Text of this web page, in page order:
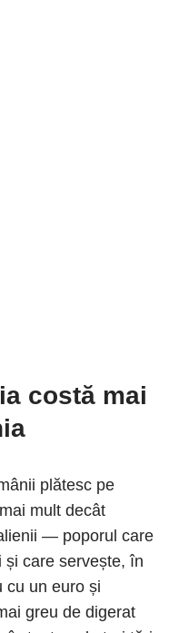
costă mai
plătesc pe
mult decât
— poporul care
și care servește, în
cu un euro și
greu de digerat